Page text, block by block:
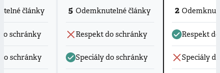
články
schránky
schránky
5 Odemknutelné články
Respekt do schránky
Speciály do schránky
2
Respekt
Speciály